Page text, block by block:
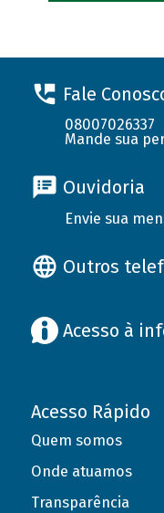
Fale
08007026337
Mande sua
Ouvidoria
Envie sua
Outros
Acesso à
Acesso Rápido
Quem somos
Onde atuamos
Transparência